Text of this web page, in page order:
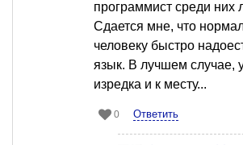
программист среди них
Сдается мне, что
человеку быстро
язык. В лучшем случае,
изредка и к месту...
0 Ответить